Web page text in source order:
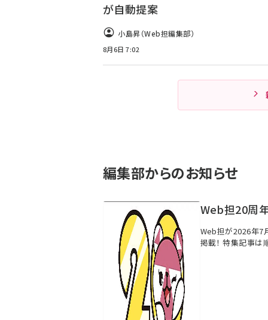
が自動提案
小島昇（Web担編集部）
8月6日 7:02
編集部からのお知らせ
Web担20周
Web担が2026年7
掲載！ 特集記事は